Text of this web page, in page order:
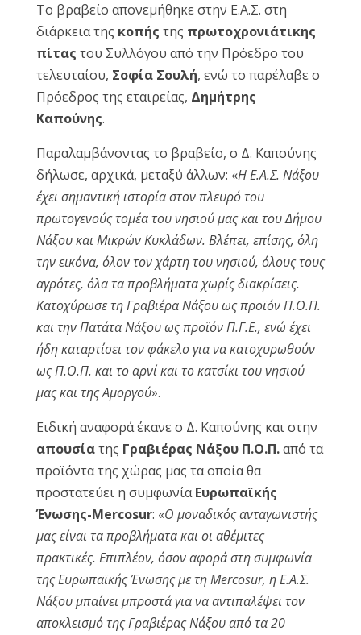
all
options
Το βραβείο απονεμήθηκε στην Ε.Α.Σ. στη
διάρκεια της κοπής της πρωτοχρονιάτικης
πίτας του Συλλόγου από την Πρόεδρο του
τελευταίου, Σοφία Σουλή, ενώ το παρέλαβε ο
Πρόεδρος της εταιρείας, Δημήτρης
Καπούνης.
Παραλαμβάνοντας το βραβείο, ο Δ. Καπούνης
δήλωσε, αρχικά, μεταξύ άλλων: «Η Ε.Α.Σ. Νάξου
έχει σημαντική ιστορία στον πλευρό του
πρωτογενούς τομέα του νησιού μας και του Δήμου
Νάξου και Μικρών Κυκλάδων. Βλέπει, επίσης, όλη
την εικόνα, όλον τον χάρτη του νησιού, όλους τους
αγρότες, όλα τα προβλήματα χωρίς διακρίσεις.
Κατοχύρωσε τη Γραβιέρα Νάξου ως προϊόν Π.Ο.Π.
και την Πατάτα Νάξου ως προϊόν Π.Γ.Ε., ενώ έχει
ήδη καταρτίσει τον φάκελο για να κατοχυρωθούν
ως Π.Ο.Π. και το αρνί και το κατσίκι του νησιού
μας και της Αμοργού».
Ειδική αναφορά έκανε ο Δ. Καπούνης και στην
απουσίατης Γραβιέρας Νάξου Π.Ο.Π.από τα
προϊόντα της χώρας μας τα οποία θα
προστατεύει η συμφωνίαΕυρωπαϊκής
Ένωσης-Mercosur: «Ο μοναδικός ανταγωνιστής
μας είναι τα προβλήματα και οι αθέμιτες
πρακτικές. Επιπλέον, όσον αφορά στη συμφωνία
της Ευρωπαϊκής Ένωσης με τη Mercosur, η Ε.Α.Σ.
Νάξου μπαίνει μπροστά για να αντιπαλέψει τον
αποκλεισμό της Γραβιέρας Νάξου από τα 20